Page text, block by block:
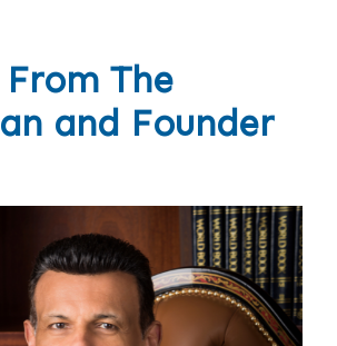
The
and Founder